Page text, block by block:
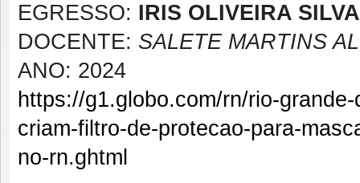
EGRESSO: IRIS OLIVEIRA SILVA
DOCENTE: SALETE MARTINS
ANO: 2024
https://g1.globo.com/rn/rio-
criam-filtro-de-protecao-para-
no-rn.ghtml